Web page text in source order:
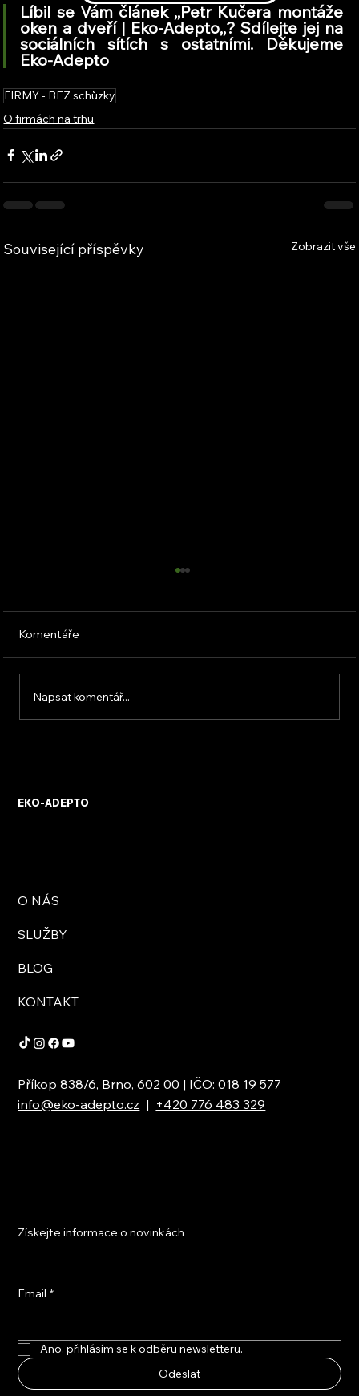
Líbil se Vám článek ,,Petr Kučera montáže
oken a dveří | Eko-Adepto,,? Sdílejte jej na
sociálních sítích s ostatními. Děkujeme
Eko-Adepto
FIRMY - BEZ schůzky
O firmách na trhu
Související příspěvky Zobrazit vše
Komentáře
Napsat komentář...
EKO-ADEPTO
O NÁS
SLUŽBY
BLOG
KONTAKT
Příkop 838/6, Brno, 602 00 | IČO: 018 19 577
info@eko-adepto.cz | +420 776 483 329
Získejte informace o novinkách
Email *
Ano, přihlásím se k odběru newsletteru.
Odeslat